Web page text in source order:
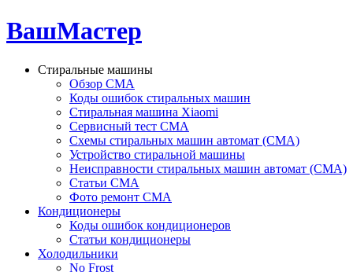
ВашМастер
Стиральные машины
Обзор СМА
Коды ошибок стиральных машин
Стиральная машина Xiaomi
Сервисный тест СМА
Схемы стиральных машин автомат (СМА)
Устройство стиральной машины
Неисправности стиральных машин автомат (СМА)
Статьи СМА
Фото ремонт СМА
Кондиционеры
Коды ошибок кондиционеров
Статьи кондиционеры
Холодильники
No Frost